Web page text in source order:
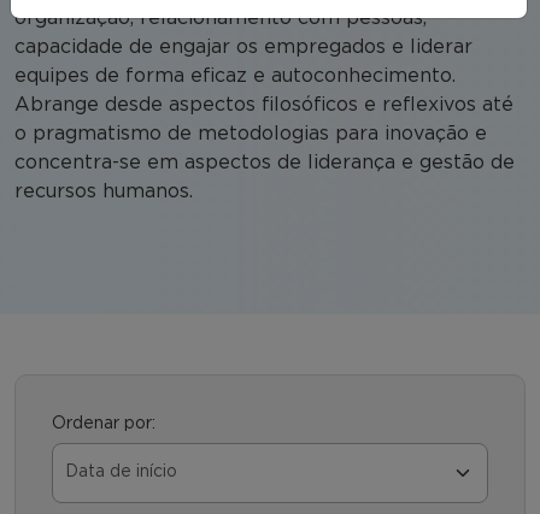
organização, relacionamento com pessoas,
capacidade de engajar os empregados e liderar
equipes de forma eficaz e autoconhecimento.
Abrange desde aspectos filosóficos e reflexivos até
o pragmatismo de metodologias para inovação e
concentra-se em aspectos de liderança e gestão de
recursos humanos.
Ordenar por: